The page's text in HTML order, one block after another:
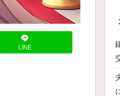
LINE